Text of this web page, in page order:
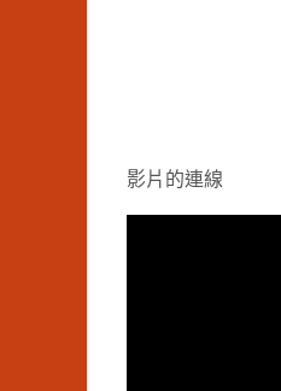
影片的連線